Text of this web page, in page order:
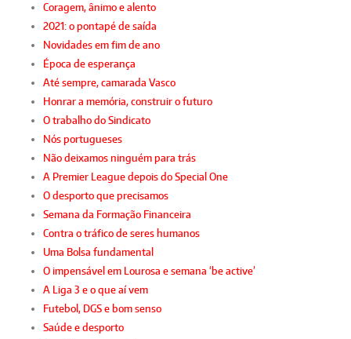
Coragem, ânimo e alento
2021: o pontapé de saída
Novidades em fim de ano
Época de esperança
Até sempre, camarada Vasco
Honrar a memória, construir o futuro
O trabalho do Sindicato
Nós portugueses
Não deixamos ninguém para trás
A Premier League depois do Special One
O desporto que precisamos
Semana da Formação Financeira
Contra o tráfico de seres humanos
Uma Bolsa fundamental
O impensável em Lourosa e semana ‘be active’
A Liga 3 e o que aí vem
Futebol, DGS e bom senso
Saúde e desporto